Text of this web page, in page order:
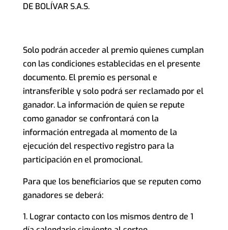
DE BOLÍVAR S.A.S.
Solo podrán acceder al premio quienes cumplan
con las condiciones establecidas en el presente
documento. El premio es personal e
intransferible y solo podrá ser reclamado por el
ganador. La información de quien se repute
como ganador se confrontará con la
información entregada al momento de la
ejecución del respectivo registro para la
participación en el promocional.
Para que los beneficiarios que se reputen como
ganadores se deberá:
Lograr contacto con los mismos dentro de 1